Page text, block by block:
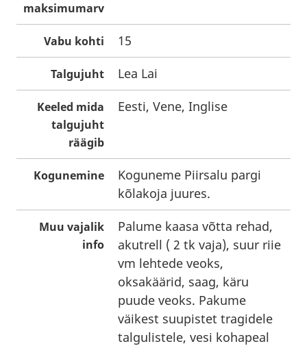
maksimumarv
Vabu kohti 15
Talgujuht Lea Lai
Keeled mida
talgujuht
räägib
Eesti, Vene, Inglise
Kogunemine
Koguneme Piirsalu pargi
kõlakoja juures.
Muu vajalik
info
Palume kaasa võtta rehad,
akutrell ( 2 tk vaja), suur riie
vm lehtede veoks,
oksakäärid, saag, käru
puude veoks. Pakume
väikest suupistet tragidele
talgulistele, vesi kohapeal